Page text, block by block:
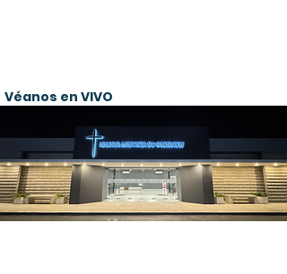
Véanos en VIVO